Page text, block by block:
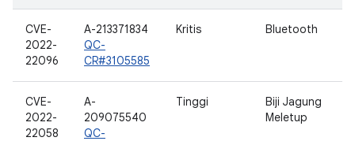
CVE-
2022-
22096
A-213371834
QC-
CR#3105585
Kritis Bluetooth
CVE-
2022-
22058
A-
209075540
QC-
Tinggi
Biji Jagung
Meletup